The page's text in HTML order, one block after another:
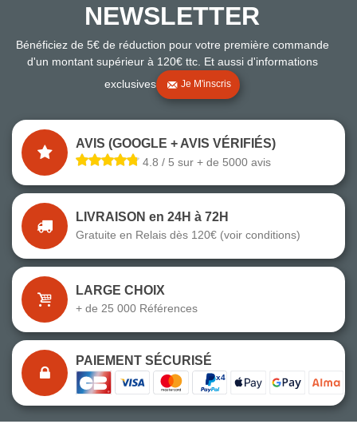
NEWSLETTER
Bénéficiez de 5€ de réduction pour votre première commande
d'un montant supérieur à 120€ ttc. Et aussi d'informations
exclusives
Je M'inscris
AVIS (GOOGLE + AVIS VÉRIFIÉS)
4.8 / 5 sur + de 5000 avis
LIVRAISON en 24H à 72H
Gratuite en Relais dès 120€ (voir conditions)
LARGE CHOIX
+ de 25 000 Références
PAIEMENT SÉCURISÉ